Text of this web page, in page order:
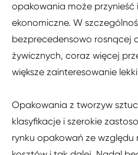
opakowania może przynieść
ekonomiczne. W
bezprecedensowo rosnącej
żywicznych, coraz więcej
większe zainteresowanie
Opakowania z tworzyw
klasyfikacje i szerokie
rynku opakowań ze względu